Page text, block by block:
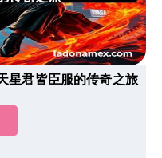
星君皆臣服的传奇之旅